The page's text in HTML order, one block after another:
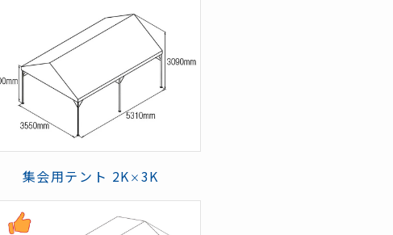
集会用テント 2K× 3K